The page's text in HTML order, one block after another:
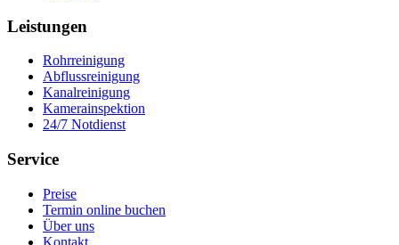
Leistungen
Rohrreinigung
Abflussreinigung
Kanalreinigung
Kamerainspektion
24/7 Notdienst
Service
Preise
Termin online buchen
Über uns
Kontakt